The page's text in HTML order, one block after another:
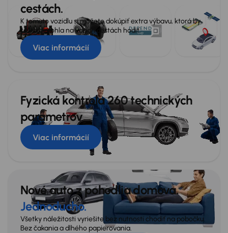
Systém kontroly tlaku v pneumatikách
Voľba jazdného režimu
Lakťová opierka
USB
cestách.
K tomuto vozidlu si môžete dokúpiť extra výbavu, ktorá by
sa vám mohla na vašich cestách hodiť.
Viac informácií
Fyzická kontrola 260 technických
parametrov
Viac informácií
Nové auto z pohodlia domova.
Jednoducho.
Všetky náležitosti vyriešite bez nutnosti chodiť na pobočku.
Bez čakania a dlhého papierovania.